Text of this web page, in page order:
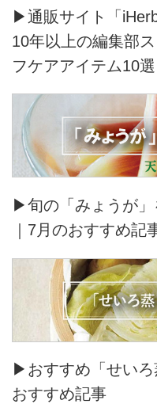
▶通販サイト「
10年以上の編集部
フケアアイテム10選
▶旬の「みょうが」
｜7月のおすすめ記
▶おすすめ「せい
おすすめ記事